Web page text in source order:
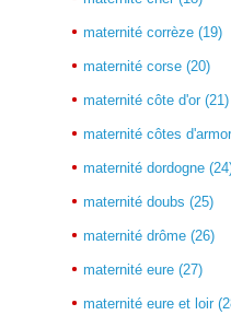
maternité corrèze (19)
maternité corse (20)
maternité côte d'or (21)
maternité côtes
maternité dordogne
maternité doubs (25)
maternité drôme (26)
maternité eure (27)
maternité eure et loir